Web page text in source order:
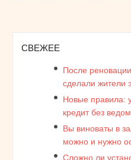
СВЕЖЕЕ
После
сделали жители
Новые правила:
кредит без
Вы виноваты в
можно и нужно
Сложно ли